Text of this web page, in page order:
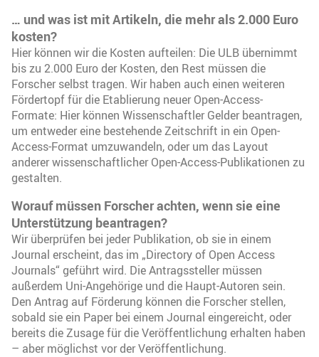
… und was ist mit Artikeln, die mehr als 2.000 Euro
kosten?
Hier können wir die Kosten aufteilen: Die ULB übernimmt
bis zu 2.000 Euro der Kosten, den Rest müssen die
Forscher selbst tragen. Wir haben auch einen weiteren
Fördertopf für die Etablierung neuer Open-Access-
Formate: Hier können Wissenschaftler Gelder beantragen,
um entweder eine bestehende Zeitschrift in ein Open-
Access-Format umzuwandeln, oder um das Layout
anderer wissenschaftlicher Open-Access-Publikationen zu
gestalten.
Worauf müssen Forscher achten, wenn sie eine
Unterstützung beantragen?
Wir überprüfen bei jeder Publikation, ob sie in einem
Journal erscheint, das im „Directory of Open Access
Journals“ geführt wird. Die Antragssteller müssen
außerdem Uni-Angehörige und die Haupt-Autoren sein.
Den Antrag auf Förderung können die Forscher stellen,
sobald sie ein Paper bei einem Journal eingereicht, oder
bereits die Zusage für die Veröffentlichung erhalten haben
– aber möglichst vor der Veröffentlichung.